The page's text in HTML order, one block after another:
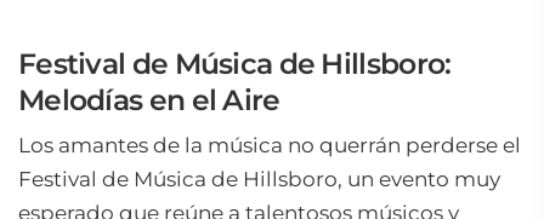
Festival de Música de Hillsboro:
Melodías en el Aire
Los amantes de la música no querrán perderse el
Festival de Música de Hillsboro, un evento muy
esperado que reúne a talentosos músicos y